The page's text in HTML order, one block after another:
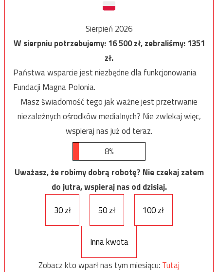
Sierpień 2026
W sierpniu potrzebujemy:16 500zł, zebraliśmy:1351
zł.
Państwa wsparcie jest niezbędne dla funkcjonowania
Fundacji Magna Polonia.
Masz świadomość tego jak ważne jest przetrwanie
niezależnych ośrodków medialnych? Nie zwlekaj więc,
wspieraj nas już od teraz.
8%
Uważasz, że robimy dobrą robotę? Nie czekaj zatem
do jutra, wspieraj nas od dzisiaj.
30 zł
50 zł 100 zł
Inna kwota
Zobacz kto wparł nas tym miesiącu: Tutaj